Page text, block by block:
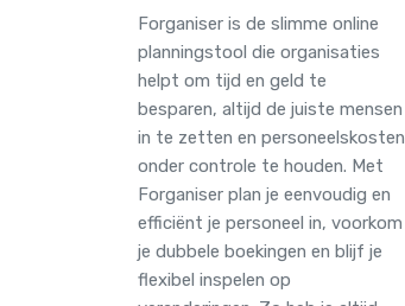
Forganiser is de slimme online
plannings­tool die organisaties
helpt om tijd en geld te
besparen, altijd de juiste mensen
in te zetten en personeelskosten
onder controle te houden. Met
Forganiser plan je eenvoudig en
efficiënt je personeel in, voorkom
je dubbele boekingen en blijf je
flexibel inspelen op